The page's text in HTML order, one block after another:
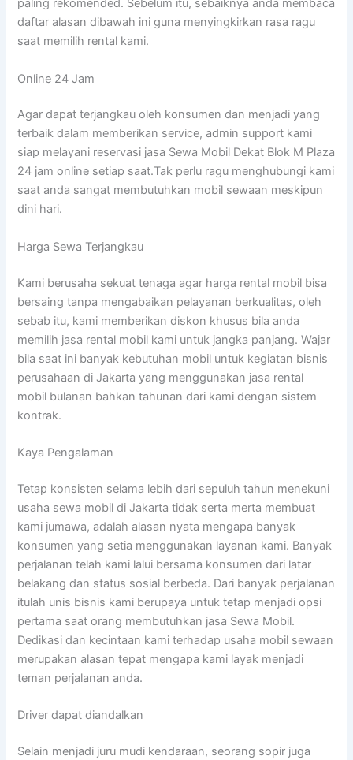
paling rekomended. Sebelum itu, sebaiknya anda membaca
daftar alasan dibawah ini guna menyingkirkan rasa ragu
saat memilih rental kami.
Online 24 Jam
Agar dapat terjangkau oleh konsumen dan menjadi yang
terbaik dalam memberikan service, admin support kami
siap melayani reservasi jasa Sewa Mobil Dekat Blok M Plaza
24 jam online setiap saat.Tak perlu ragu menghubungi kami
saat anda sangat membutuhkan mobil sewaan meskipun
dini hari.
Harga Sewa Terjangkau
Kami berusaha sekuat tenaga agar harga rental mobil bisa
bersaing tanpa mengabaikan pelayanan berkualitas, oleh
sebab itu, kami memberikan diskon khusus bila anda
memilih jasa rental mobil kami untuk jangka panjang. Wajar
bila saat ini banyak kebutuhan mobil untuk kegiatan bisnis
perusahaan di Jakarta yang menggunakan jasa rental
mobil bulanan bahkan tahunan dari kami dengan sistem
kontrak.
Kaya Pengalaman
Tetap konsisten selama lebih dari sepuluh tahun menekuni
usaha sewa mobil di Jakarta tidak serta merta membuat
kami jumawa, adalah alasan nyata mengapa banyak
konsumen yang setia menggunakan layanan kami. Banyak
perjalanan telah kami lalui bersama konsumen dari latar
belakang dan status sosial berbeda. Dari banyak perjalanan
itulah unis bisnis kami berupaya untuk tetap menjadi opsi
pertama saat orang membutuhkan jasa Sewa Mobil.
Dedikasi dan kecintaan kami terhadap usaha mobil sewaan
merupakan alasan tepat mengapa kami layak menjadi
teman perjalanan anda.
Driver dapat diandalkan
Selain menjadi juru mudi kendaraan, seorang sopir juga